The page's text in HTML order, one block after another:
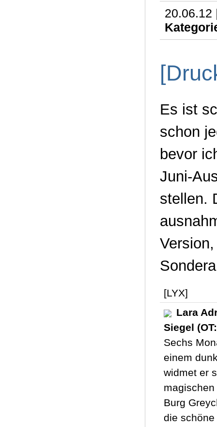
Es ist
schon
bevor
Juni-
stellen.
[LYX]
Lara
Siegel
Sechs
einem
widmet er
Burg
die